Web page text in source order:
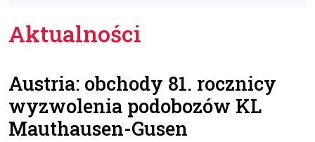
Aktualności
Austria: obchody 81. rocznicy
wyzwolenia podobozów KL
Mauthausen-Gusen